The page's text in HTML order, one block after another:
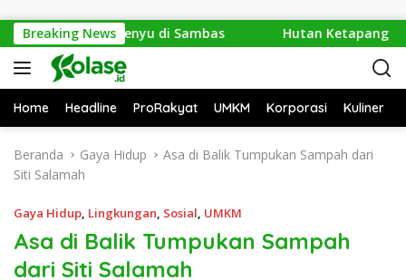
Breaking News
Telur Penyu di Sambas Hutan Ketapang Sekarat
Home Headline ProRakyat UMKM Korporasi Kuliner
Beranda Gaya Hidup
Asa di Balik Tumpukan Sampah dari
Siti Salamah
Gaya Hidup, Lingkungan, Sosial, UMKM
Asa di Balik Tumpukan Sampah
dari Siti Salamah